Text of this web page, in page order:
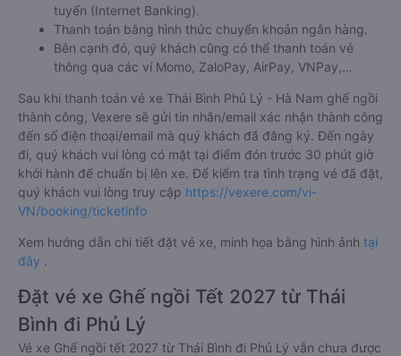
tuyến (Internet Banking).
Thanh toán bằng hình thức chuyển khoản ngân hàng.
Bên cạnh đó, quý khách cũng có thể thanh toán vé
thông qua các ví Momo, ZaloPay, AirPay, VNPay,…
Sau khi thanh toán vé xe Thái Bình Phủ Lý - Hà Nam ghế ngồi
thành công, Vexere sẽ gửi tin nhắn/email xác nhận thành công
đến số điện thoại/email mà quý khách đã đăng ký. Đến ngày
đi, quý khách vui lòng có mặt tại điểm đón trước 30 phút giờ
khởi hành để chuẩn bị lên xe. Để kiểm tra tình trạng vé đã đặt,
quý khách vui lòng truy cập https://vexere.com/vi-
VN/booking/ticketinfo
Xem hướng dẫn chi tiết đặt vé xe, minh họa bằng hình ảnh tại
đây .
Đặt vé xe Ghế ngồi Tết 2027 từ Thái
Bình đi Phủ Lý
Vé xe Ghế ngồi tết 2027 từ Thái Bình đi Phủ Lý vẫn chưa được